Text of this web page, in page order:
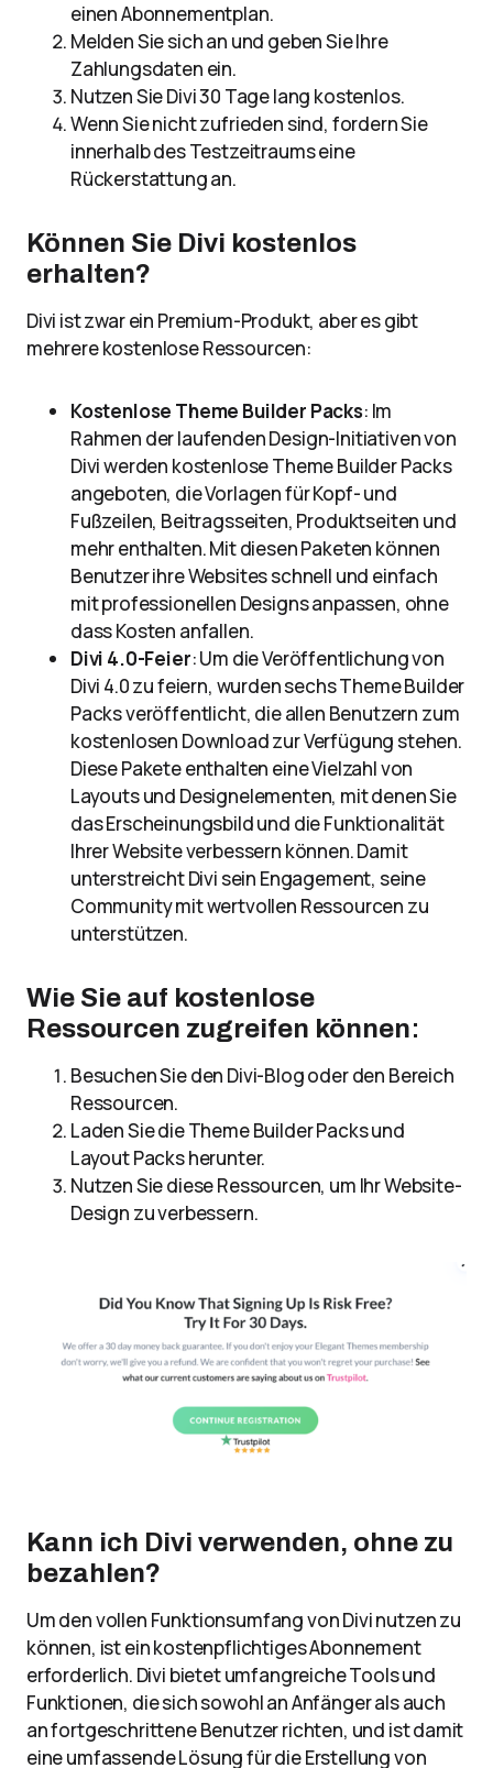
einen Abonnementplan.
Melden Sie sich an und geben Sie Ihre
Zahlungsdaten ein.
Nutzen Sie Divi 30 Tage lang kostenlos.
Wenn Sie nicht zufrieden sind, fordern Sie
innerhalb des Testzeitraums eine
Rückerstattung an.
Können Sie Divi kostenlos
erhalten?
Divi ist zwar ein Premium-Produkt, aber es gibt
mehrere kostenlose Ressourcen:
Kostenlose Theme Builder Packs: Im
Rahmen der laufenden Design-Initiativen von
Divi werden kostenlose Theme Builder Packs
angeboten, die Vorlagen für Kopf- und
Fußzeilen, Beitragsseiten, Produktseiten und
mehr enthalten. Mit diesen Paketen können
Benutzer ihre Websites schnell und einfach
mit professionellen Designs anpassen, ohne
dass Kosten anfallen.
Divi 4.0-Feier: Um die Veröffentlichung von
Divi 4.0 zu feiern, wurden sechs Theme Builder
Packs veröffentlicht, die allen Benutzern zum
kostenlosen Download zur Verfügung stehen.
Diese Pakete enthalten eine Vielzahl von
Layouts und Designelementen, mit denen Sie
das Erscheinungsbild und die Funktionalität
Ihrer Website verbessern können. Damit
unterstreicht Divi sein Engagement, seine
Community mit wertvollen Ressourcen zu
unterstützen.
Wie Sie auf kostenlose
Ressourcen zugreifen können:
Besuchen Sie den Divi-Blog oder den Bereich
Ressourcen.
Laden Sie die Theme Builder Packs und
Layout Packs herunter.
Nutzen Sie diese Ressourcen, um Ihr Website-
Design zu verbessern.
Kann ich Divi verwenden, ohne zu
bezahlen?
Um den vollen Funktionsumfang von Divi nutzen zu
können, ist ein kostenpflichtiges Abonnement
erforderlich. Divi bietet umfangreiche Tools und
Funktionen, die sich sowohl an Anfänger als auch
an fortgeschrittene Benutzer richten, und ist damit
eine umfassende Lösung für die Erstellung von